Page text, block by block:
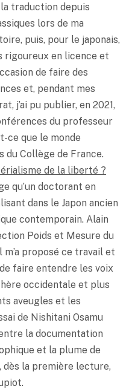
la traduction depuis
lors de ma
puis, pour le japonais,
rigoureux en licence et
de faire des
et, pendant mes
j’ai pu publier, en 2021,
du professeur
ce que le monde
du Collège de France.
de la liberté ?
qu’un doctorant en
dans le Japon ancien
contemporain. Alain
Poids et Mesure du
proposé ce travail et
faire entendre les voix
occidentale et plus
aveugles et les
de Nishitani Osamu
la documentation
et la plume de
dès la première lecture,